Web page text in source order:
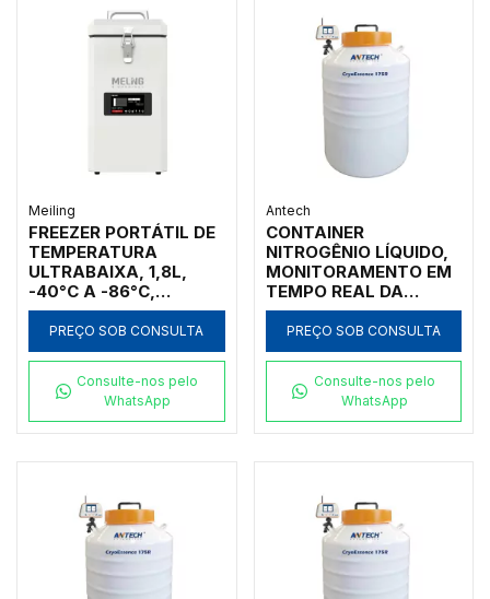
Meiling
FREEZER PORTÁTIL DE
TEMPERATURA
ULTRABAIXA, 1,8L,
-40°C A -86°C,
FUNCIONA A FONTE DE
ALIMENTAÇÃO
AUTOMOTIVA DC24V
AC100V-240V
PREÇO SOB CONSULTA
Consulte-nos pelo
WhatsApp
Antech
CONTAINER
NITROGÊNIO LÍQUIDO,
MONITORAMENTO EM
TEMPO REAL DA
TEMPERATURA E DO
NÍVEL NL2, 120L,
ABERTURA 216MM,
BOLSAS DE SANGUE
PREÇO SOB CONSULTA
Consulte-nos pelo
WhatsApp